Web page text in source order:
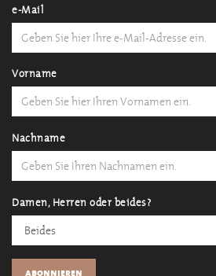
e-Mail
Vorname
Nachname
Damen, Herren oder beides?